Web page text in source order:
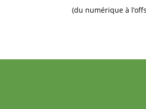
(du numérique à